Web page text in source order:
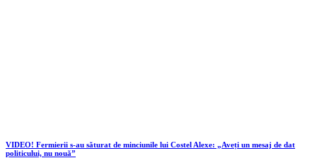
VIDEO! Fermierii s-au săturat de minciunile lui Costel Alexe: „Aveți un mesaj de dat
politicului, nu nouă”